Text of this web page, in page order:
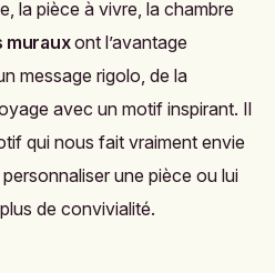
la pièce à vivre, la chambre
murauxont l’avantage
message rigolo, de la
avec un motif inspirant. Il
qui nous fait vraiment envie
une pièce ou lui
de convivialité.